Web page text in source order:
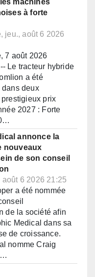
machines
à forte
jeu., août 6 2026
7 août 2026
Le tracteur hybride
a été
deux
prix
2027 : Forte
annonce la
nouveaux
de son conseil
août 6 2026 21:25
a été nommée
de la société afin
Medical dans sa
de croissance.
nomme Craig